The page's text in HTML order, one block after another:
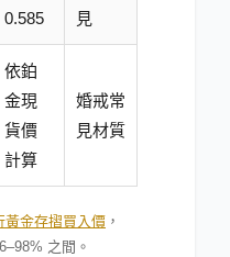
0.585
見
依鉑
金現
貨價
計算
婚戒常
見材質
黃金存摺買入價 ，
之間。